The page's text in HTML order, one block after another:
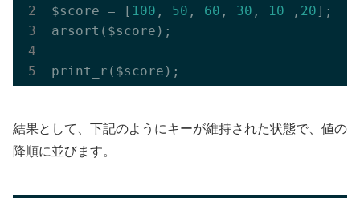
$score = [ 100 , 50 , 60 , 30 , 10 , 20];
arsort($score);
結果として、下記のようにキーが維持された状態で、値の
降順に並びます。